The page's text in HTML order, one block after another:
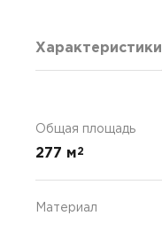
Характеристики
Общая площадь
277 м2
Материал